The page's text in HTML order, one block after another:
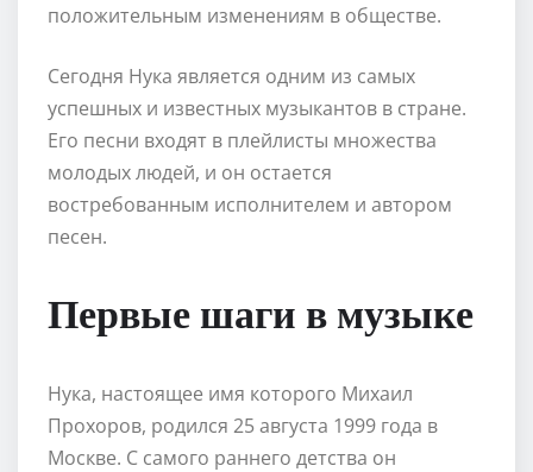
положительным изменениям в обществе.
Сегодня Нука является одним из самых
успешных и известных музыкантов в стране.
Его песни входят в плейлисты множества
молодых людей, и он остается
востребованным исполнителем и автором
песен.
Первые шаги в музыке
Нука, настоящее имя которого Михаил
Прохоров, родился 25 августа 1999 года в
Москве. С самого раннего детства он